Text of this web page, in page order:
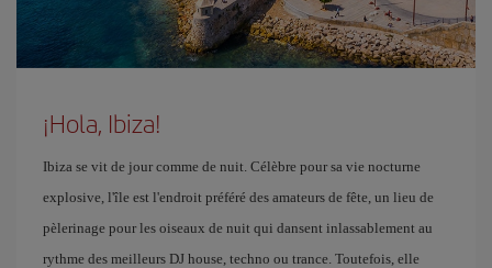
¡Hola, Ibiza!
Ibiza se vit de jour comme de nuit. Célèbre pour sa vie nocturne
explosive, l'île est l'endroit préféré des amateurs de fête, un lieu de
pèlerinage pour les oiseaux de nuit qui dansent inlassablement au
rythme des meilleurs DJ house, techno ou trance. Toutefois, elle